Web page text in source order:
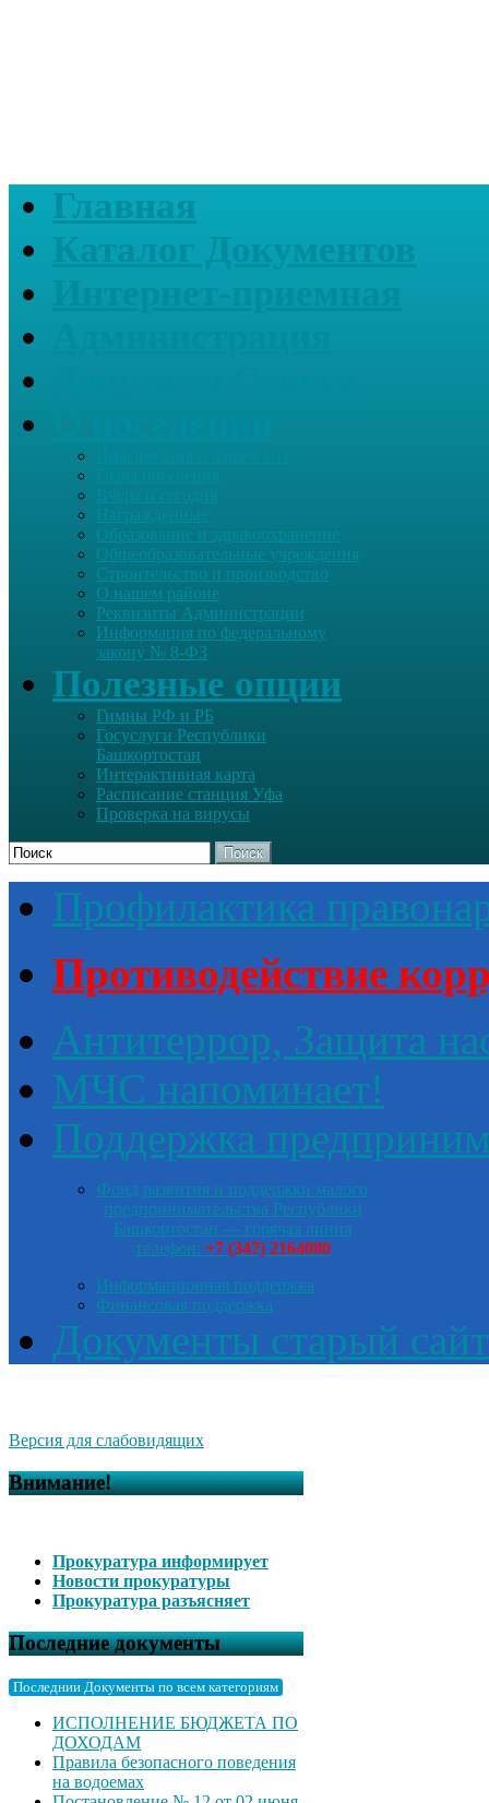
Главная
Награжденные
Образование и здравоохранение
Общеобразовательные учреждения
Строительство и производство
О нашем районе
Реквизиты Администрации
Информация по федеральному
закону № 8-ФЗ
Полезные опции
Гимны РФ и РБ
Госуслуги Республики
Башкортостан
Интерактивная карта
Расписание станция Уфа
Проверка на вирусы
Поиск
Профилактика
Противодействие
Антитеррор, Защита
МЧС напоминает!
Поддержка
Фонд развития и поддержки малого
предпринимательства Республики
Башкортостан — горячая линия
телефон: +7 (347) 2164080
Информационная поддержка
Финансовая поддержка
Документы старый сайт
Версия для слабовидящих
Внимание!
Прокуратура информирует
Новости прокуратуры
Прокуратура разъясняет
Последние документы
Последнии Документы по всем категориям
ИСПОЛНЕНИЕ БЮДЖЕТА ПО
ДОХОДАМ
Правила безопасного поведения
на водоемах